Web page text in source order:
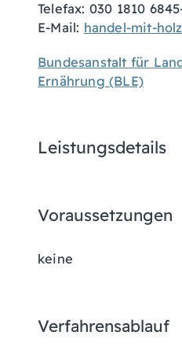
Telefax: 030 1810
E-Mail: handel-mit-
Bundesanstalt für
Ernährung (BLE)
Leistungsdetails
Voraussetzungen
keine
Verfahrensablauf